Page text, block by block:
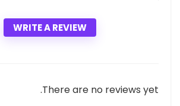
WRITE A REVIEW
There are no reviews yet.